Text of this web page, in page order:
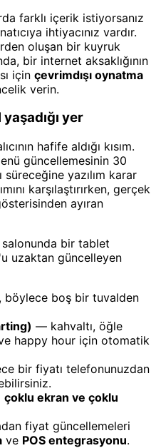
farklı içerik istiyorsanız
ihtiyacınız vardır.
oluşan bir kuyruk
bir internet aksaklığının
için çevrimdışı oynatma
verin.
yer
hafife aldığı kısım.
güncellemesinin 30
yazılım karar
karşılaştırırken, gerçek
ayıran
salonunda bir tablet
uzaktan güncelleyen
, böylece boş bir tuvalden
— kahvaltı, öğle
happy hour için otomatik
bir fiyatı telefonunuzdan
çoklu ekran ve çoklu
fiyat güncellemeleri
ve POS entegrasyonu.